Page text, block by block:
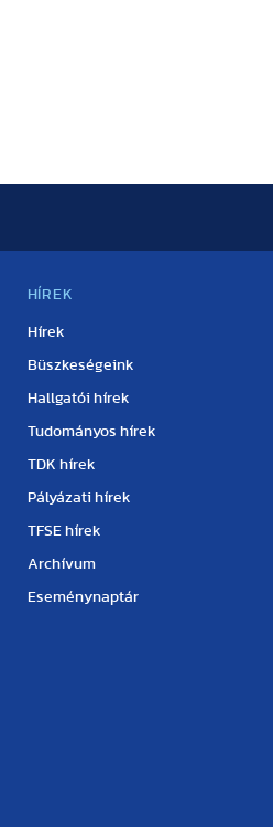
HÍREK
Hírek
Büszkeségeink
Hallgatói hírek
Tudományos hírek
TDK hírek
Pályázati hírek
TFSE hírek
Archívum
Eseménynaptár